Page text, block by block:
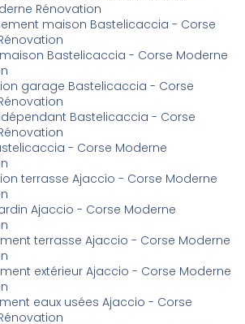
Rénovation
maison Bastelicaccia - Corse
maison Bastelicaccia - Corse Moderne
garage Bastelicaccia - Corse
Bastelicaccia - Corse
- Corse Moderne
terrasse Ajaccio - Corse Moderne
Ajaccio - Corse Moderne
terrasse Ajaccio - Corse Moderne
extérieur Ajaccio - Corse Moderne
eaux usées Ajaccio - Corse